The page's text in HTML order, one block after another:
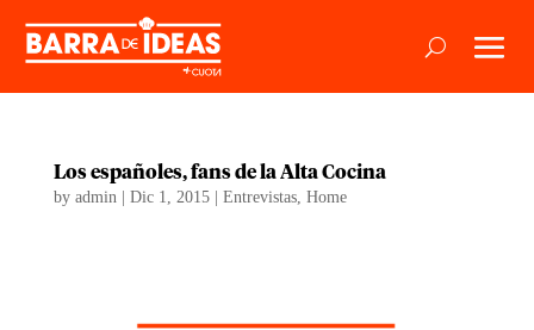
Los españoles, fans de la Alta Cocina
by admin| Dic 1, 2015| Entrevistas, Home